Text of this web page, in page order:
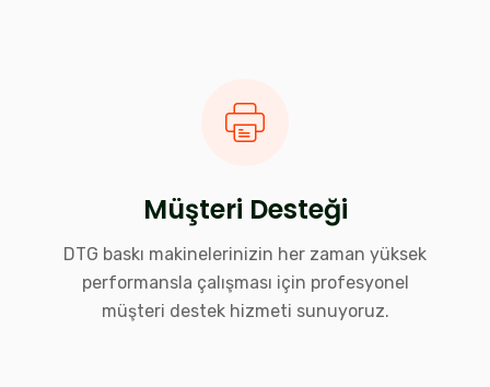
Müşteri Desteği
DTG baskı makinelerinizin her zaman yüksek
performansla çalışması için profesyonel
müşteri destek hizmeti sunuyoruz.